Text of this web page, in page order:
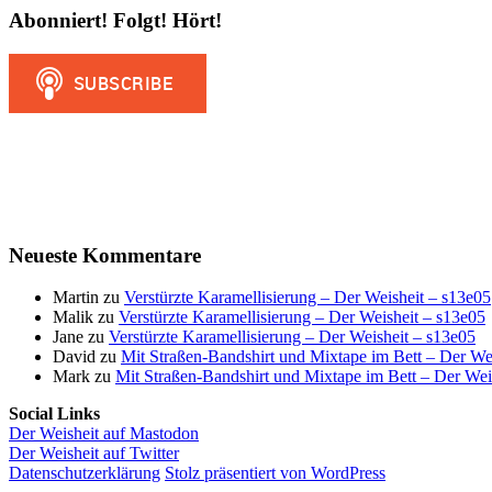
Abonniert! Folgt! Hört!
Neueste Kommentare
Martin zu Verstürzte Karamellisierung – Der Weisheit – s13e05
Malik zu Verstürzte Karamellisierung – Der Weisheit – s13e05
Jane zu Verstürzte Karamellisierung – Der Weisheit – s13e05
David zu Mit Straßen-Bandshirt und Mixtape im Bett – Der
Mark zu Mit Straßen-Bandshirt und Mixtape im Bett – Der
Social Links
Der Weisheit auf Mastodon
Der Weisheit auf Twitter
Datenschutzerklärung Stolz präsentiert von WordPress